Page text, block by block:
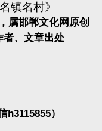
镇名村》
属邯郸文化网原创
者、文章出处
h3115855）